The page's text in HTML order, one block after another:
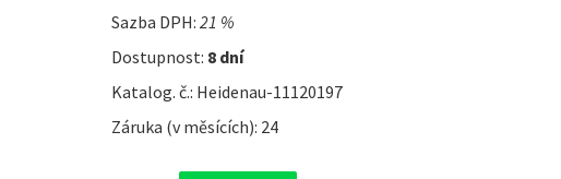
Sazba DPH: 21 %
Dostupnost: 8 dní
Katalog. č.: Heidenau-11120197
Záruka (v měsících): 24